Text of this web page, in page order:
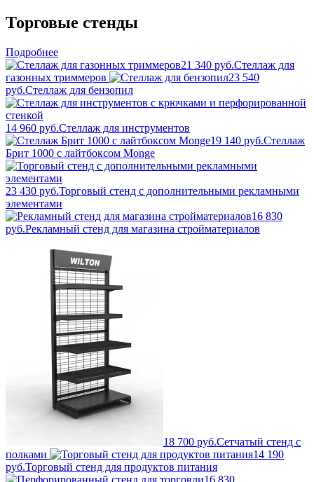
Торговые стенды
Подробнее
21 340 руб.Стеллаж для
газонных триммеров
23 540
руб.Стеллаж для бензопил
14 960 руб.Стеллаж для инструментов
19 140 руб.Стеллаж
Брит 1000 с лайтбоксом Monge
23 430 руб.Торговый стенд с дополнительными рекламными
элементами
16 830
руб.Рекламный стенд для магазина стройматериалов
18 700 руб.Сетчатый стенд с
полками
14 190
руб.Торговый стенд для продуктов питания